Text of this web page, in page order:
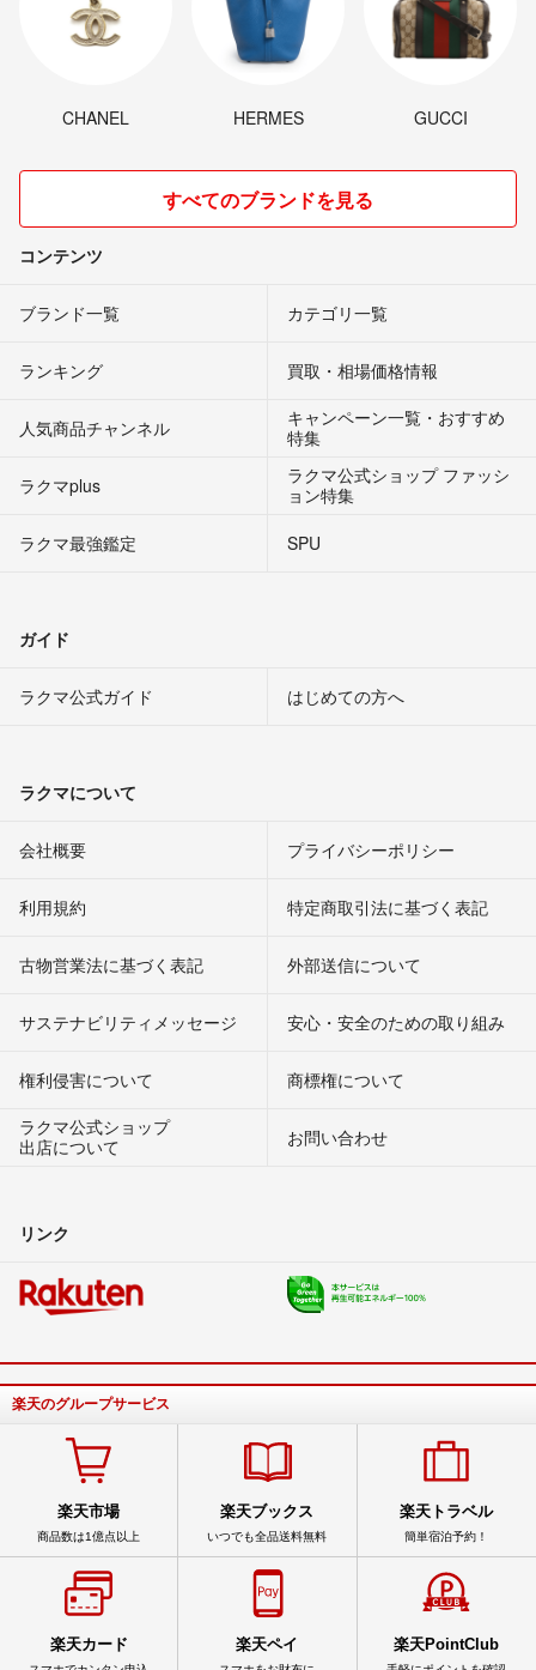
CHANEL HERMES GUCCI
すべてのブランドを見る
コンテンツ
ブランド一覧 カテゴリ一覧
ランキング 買取・相場価格情報
人気商品チャンネル
キャンペーン一覧・おすすめ
特集
ラクマplus
ラクマ公式ショップ ファッシ
ョン特集
ラクマ最強鑑定
SPU
ガイド
ラクマ公式ガイド はじめての方へ
ラクマについて
会社概要 プライバシーポリシー
利用規約 特定商取引法に基づく表記
古物営業法に基づく表記 外部送信について
サステナビリティメッセージ 安心・安全のための取り組み
権利侵害について
商標権について
ラクマ公式ショップ
出店について
お問い合わせ
リンク
楽天のグループサービス
楽天市場
商品数は1億点以上
楽天ブックス
いつでも全品送料無料
楽天トラベル
簡単宿泊予約！
楽天カード 楽天ペイ 楽天PointClub